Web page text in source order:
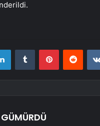
LinkedInTumblr Pinterest